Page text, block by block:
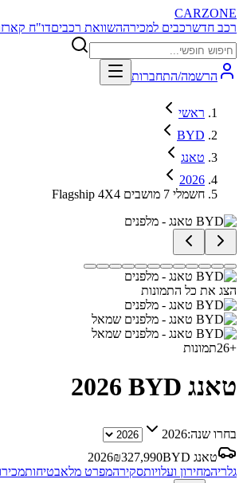
CARZONE
רכב חדשרכבים למכירההשוואת רכביםדו"ח
הרשמה/התחברות
ראשי
BYD
טאנג
2026
Flagship 4X4 חשמלי 7 מושבים
הצג את כל התמונות
+
26תמונות
BYD טאנג 2026
בחרו שנה:2026
BYD טאנג
2026₪327,990
גלריהמחירון ועלויותסקירהמפרט מלאבטיחות